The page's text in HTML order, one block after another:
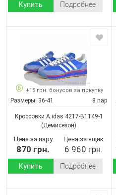
Купить Подробнее
+15 грн. бонусов за покупку
Размеры: 36-41 8 пар
Кроссовки A.idas 4217-B1149-1
(Демисезон)
Цена за пару
870 грн.
Цена за ящик
6 960 грн.
Купить Подробнее